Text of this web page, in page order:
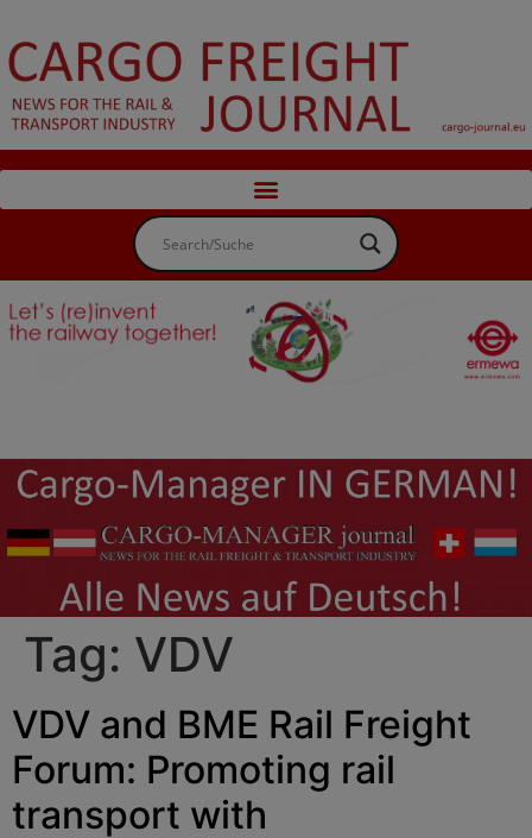
Tag: VDV
VDV and BME Rail Freight
Forum: Promoting rail
transport with